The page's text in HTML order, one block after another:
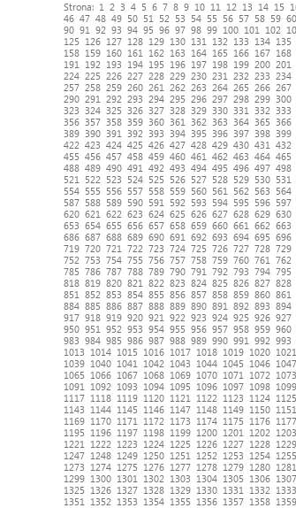
Strona: 1 2 3 4 5 6 7 8 9 10 11 12 13 14 15
46 47 48 49 50 51 52 53 54 55 56 57 58 59 60
90 91 92 93 94 95 96 97 98 99 100 101 102
125
126 127 128 129 130 131 132 133 134 135
158 159 160 161 162 163 164 165 166 167 168
191
192 193 194 195 196 197 198 199 200 201
224 225 226 227 228 229 230 231 232 233 234
257 258 259 260 261 262 263 264 265 266 267
290 291 292 293 294 295 296 297 298 299 300
323
324 325 326 327 328 329 330 331 332 333
356 357 358 359 360 361 362 363 364 365 366
389 390 391 392 393 394 395 396 397 398 399
422 423 424 425 426 427 428 429 430 431 432
455 456 457 458 459 460 461 462 463 464 465
488 489 490 491 492 493 494 495 496 497 498
521
522 523 524 525 526 527 528 529 530 531
554 555 556 557 558 559 560 561 562 563 564
587 588 589 590 591 592 593 594 595 596 597
620 621 622 623 624 625 626 627 628 629 630
653 654 655 656 657 658 659 660 661 662 663
686 687 688 689 690 691 692 693 694 695 696
719 720 721 722 723 724 725 726 727 728 729
752 753 754 755 756 757 758 759 760 761 762
785 786 787 788 789 790 791 792 793 794 795
818 819 820 821 822 823 824 825 826 827 828
851
852 853 854 855 856 857 858 859 860 861
884 885 886 887 888 889 890 891 892 893 894
917 918 919 920 921 922 923 924 925 926 927
950 951 952 953 954 955 956 957 958 959 960
983 984 985 986 987 988 989 990 991 992 993
1013
1014 1015 1016 1017 1018 1019 1020 1021
1039 1040 1041 1042 1043 1044 1045 1046 1047
1065
1066 1067 1068 1069 1070 1071 1072 1073
1091
1092 1093 1094 1095 1096 1097 1098 1099
1117 1118 1119 1120 1121 1122 1123 1124 1125
1143
1144 1145 1146 1147 1148 1149 1150 1151
1169 1170 1171 1172 1173 1174 1175 1176 1177
1195
1196 1197 1198 1199 1200 1201 1202 1203
1221
1222 1223 1224 1225 1226 1227 1228 1229
1247 1248 1249 1250 1251 1252 1253 1254 1255
1273
1274 1275 1276 1277 1278 1279 1280 1281
1299 1300 1301 1302 1303 1304 1305 1306 1307
1325
1326 1327 1328 1329 1330 1331 1332 1333
1351
1352 1353 1354 1355 1356 1357 1358 1359